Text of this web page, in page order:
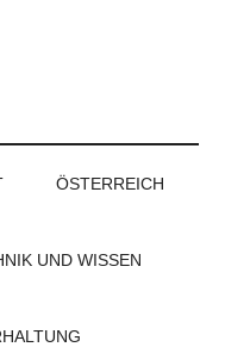
ÖSTERREICH
UND WISSEN